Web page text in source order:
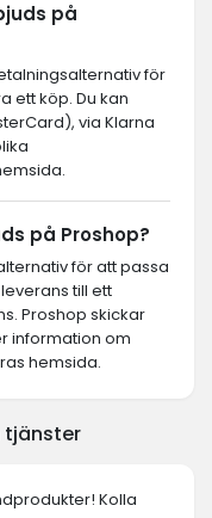
på
för
ett köp. Du kan
via Klarna
på Proshop?
för att passa
till ett
Proshop skickar
information om
hemsida.
tjänster
Kolla